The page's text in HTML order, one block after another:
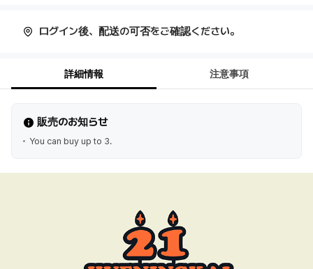
ログイン後、配送の可否をご確認ください。
詳細情報 注意事項
販売のお知らせ
You can buy up to 3.